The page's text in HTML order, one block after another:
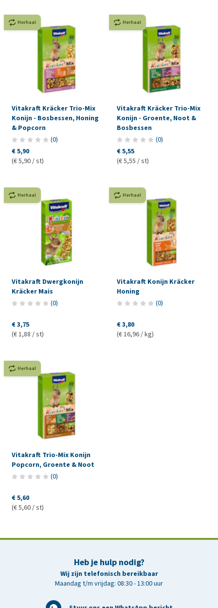
Herhaal
Vitakraft Kräcker Trio-Mix
Konijn - Bosbessen, Honing
& Popcorn
(0)
€ 5,90
(€ 5,90 / st)
Herhaal
Vitakraft Kräcker Trio-Mix
Konijn - Groente, Noot &
Bosbessen
(0)
€ 5,55
(€ 5,55 / st)
Herhaal
Vitakraft Dwergkonijn
Kräcker Mais
(0)
€ 3,75
(€ 1,88 / st)
Herhaal
Vitakraft Konijn Kräcker
Honing
(0)
€ 3,80
(€ 16,96 / kg)
Herhaal
Vitakraft Trio-Mix Konijn
Popcorn, Groente & Noot
(0)
€ 5,60
(€ 5,60 / st)
Heb je hulp nodig?
Wij zijn telefonisch bereikbaar
Maandag t/m vrijdag: 08:30 - 13:00 uur